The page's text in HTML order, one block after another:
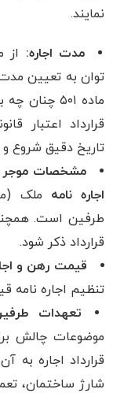
نمایند.
مدت اجاره:
توان به تعیین
ماده ۵۰۱
قرارداد اعتبار
تاریخ دقیق شروع و
مشخصات موجر
اجاره نامه ملک
طرفین است.
قرارداد ذکر شود.
قیمت رهن و
تنظیم اجاره نامه
تعهدات
موضوعات چالش
قرارداد اجاره
شارژ ساختمان،